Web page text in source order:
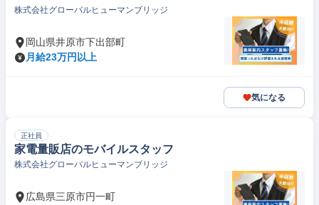
株式会社グローバルヒューマンブリッジ
岡山県井原市下出部町
月給23万円以上
気になる
正社員
家電量販店のモバイルスタッフ
株式会社グローバルヒューマンブリッジ
広島県三原市円一町